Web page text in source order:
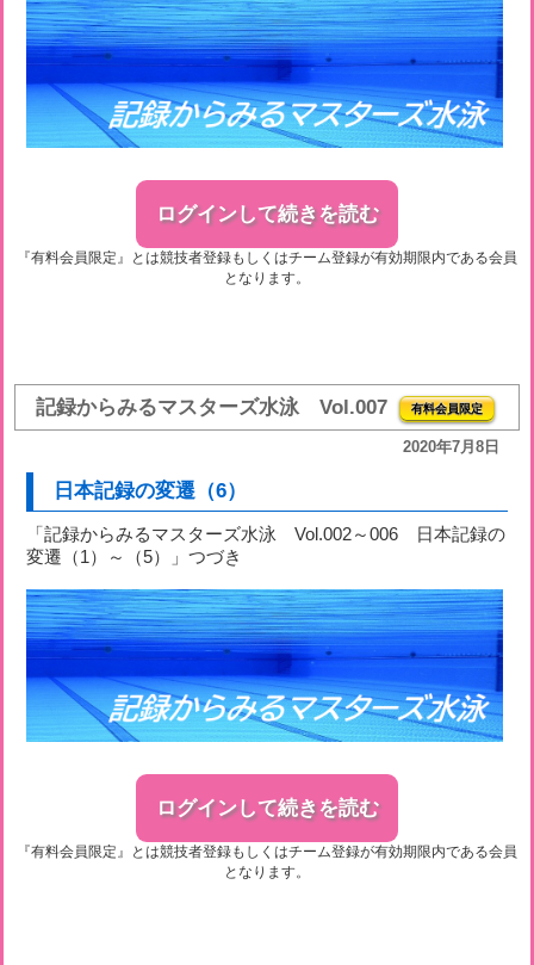
ログインして続きを読む
『有料会員限定』とは競技者登録もしくはチーム登録が有効期限内である会員
となります。
記録からみるマスターズ水泳 Vol.007 有料会員限定
2020年7月8日
日本記録の変遷（6）
「記録からみるマスターズ水泳 Vol.002～006 日本記録の
変遷（1）～（5）」つづき
ログインして続きを読む
『有料会員限定』とは競技者登録もしくはチーム登録が有効期限内である会員
となります。